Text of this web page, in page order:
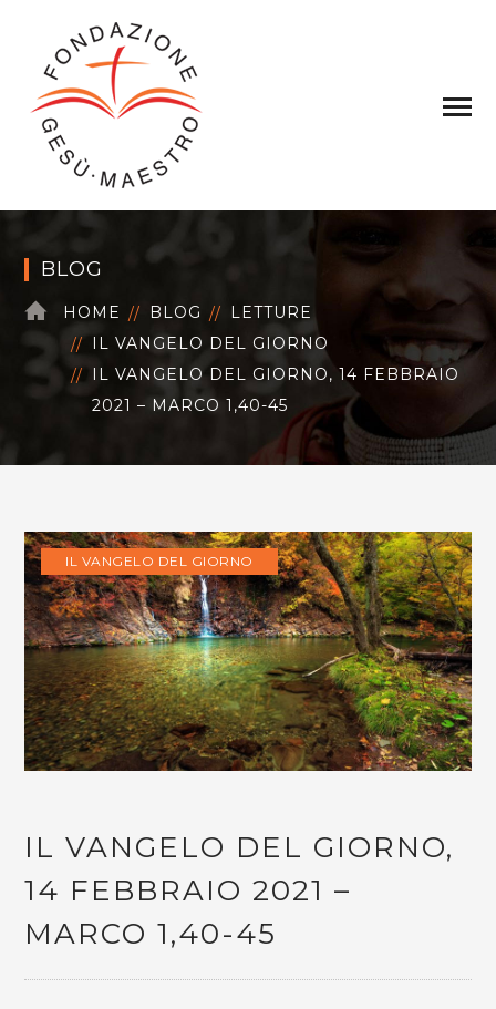
BLOG
HOME BLOG
LETTURE
IL VANGELO DEL GIORNO
IL VANGELO DEL GIORNO, 14 FEBBRAIO
2021 – MARCO 1,40-45
IL VANGELO DEL GIORNO
IL VANGELO DEL GIORNO,
14 FEBBRAIO 2021 –
MARCO 1,40-45